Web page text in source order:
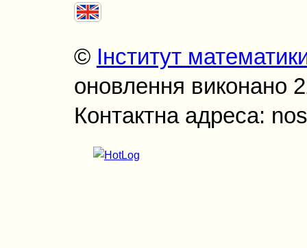
© Інститут
оновлення виконано
Контактна адреса: